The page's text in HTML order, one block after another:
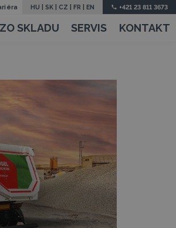
HU |SK CZ |FR |EN +421 23 811 3673
SKLADU SERVIS KONTAKT